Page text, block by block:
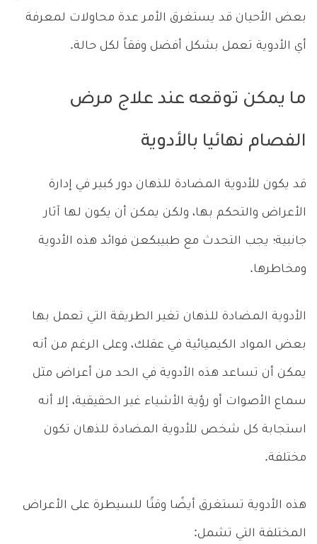
بعض الأحيان قد يستغرق الأمر عدة محاولات لمعرفة
أي الأدوية تعمل بشكل أفضل وفقاً لكل حالة.
ما يمكن توقعه عند علاج مرض
الفصام نهائيا بالأدوية
قد يكون للأدوية المضادة للذهان دور كبير في إدارة
الأعراض والتحكم بها، ولكن يمكن أن يكون لها آثار
جانبية؛ يجب التحدث مع طبيبكعن فوائد هذه الأدوية
ومخاطرها.
الأدوية المضادة للذهان تغير الطريقة التي تعمل بها
بعض المواد الكيميائية في عقلك، وعلى الرغم من أنه
يمكن أن تساعد هذه الأدوية في الحد من أعراض مثل
سماع الأصوات أو رؤية الأشياء غير الحقيقية، إلا أنه
استجابة كل شخص للأدوية المضادة للذهان تكون
مختلفة.
هذه الأدوية تستغرق أيضًا وقتًا للسيطرة على الأعراض
المختلفة التي تشمل: